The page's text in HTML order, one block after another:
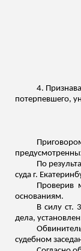
4.
потерпевшего,
По
суда г.
Проверив
основаниям.
В силу ст.
дела,
судебном